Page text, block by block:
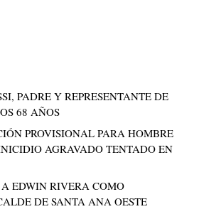
PADRE Y REPRESENTANTE DE
68 AÑOS
PROVISIONAL PARA HOMBRE
AGRAVADO TENTADO EN
A EDWIN RIVERA COMO
DE SANTA ANA OESTE